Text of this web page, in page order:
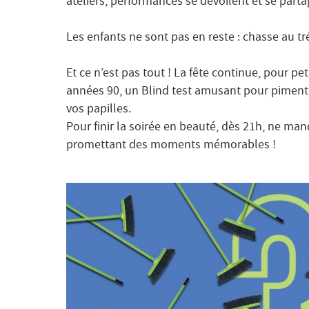
Les enfants ne sont pas en reste : chasse au
Et ce n’est pas tout ! La fête continue, pour
années 90, un Blind test amusant pour
vos papilles.
Pour finir la soirée en beauté, dès 21h, ne
promettant des moments mémorables !